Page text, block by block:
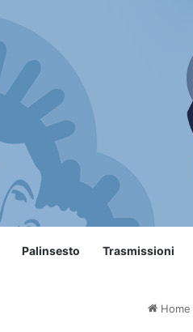
Palinsesto Trasmissioni
Home